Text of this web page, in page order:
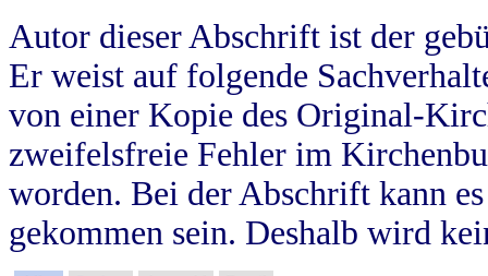
Autor dieser Abschrift ist der
Er weist auf folgende
von einer Kopie des Original-
zweifelsfreie Fehler im
worden. Bei der Abschrift kann
gekommen sein. Deshalb wird